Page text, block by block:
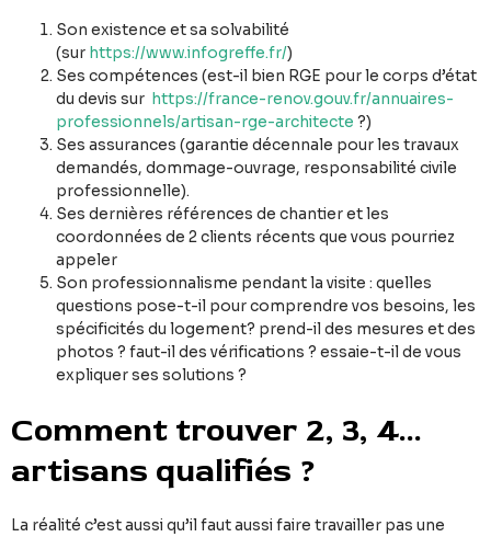
Son existence et sa solvabilité
(sur https://www.infogreffe.fr/)
Ses compétences (est-il bien RGE pour le corps d’état
du devis sur https://france-renov.gouv.fr/annuaires-
professionnels/artisan-rge-architecte ?)
Ses assurances (garantie décennale pour les travaux
demandés, dommage-ouvrage, responsabilité civile
professionnelle).
Ses dernières références de chantier et les
coordonnées de 2 clients récents que vous pourriez
appeler
Son professionnalisme pendant la visite : quelles
questions pose-t-il pour comprendre vos besoins, les
spécificités du logement? prend-il des mesures et des
photos ? faut-il des vérifications ? essaie-t-il de vous
expliquer ses solutions ?
Comment trouver 2, 3, 4…
artisans qualifiés ?
La réalité c’est aussi qu’il faut aussi faire travailler pas une